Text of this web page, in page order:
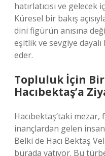
hatırlatıcısı ve
Küresel bir bakış
dini figürün anısına
eşitlik ve sevgiye dayalı
eder.
Topluluk İçin
Hacıbektaş’a
Hacıbektaş’taki
inançlardan gelen
Belki de Hacı Bektaş
burada yatıyor. Bu